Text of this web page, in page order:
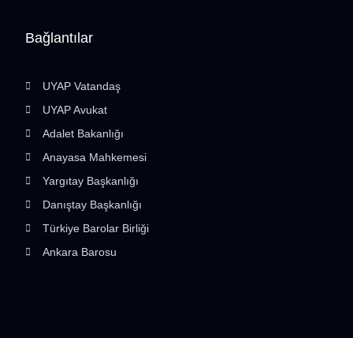
Bağlantılar
UYAP Vatandaş
UYAP Avukat
Adalet Bakanlığı
Anayasa Mahkemesi
Yargıtay Başkanlığı
Danıştay Başkanlığı
Türkiye Barolar Birliği
Ankara Barosu